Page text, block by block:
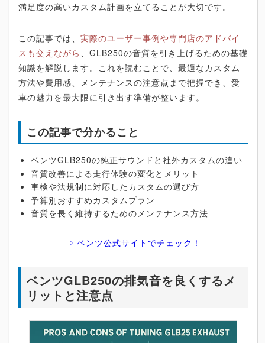
満足度の高いカスタム計画を立てることが大切です。
この記事では、 実際のユーザー事例や専門店のアドバイ
スも交えながら 、GLB250の音質を引き上げるための基礎
知識を解説します。これを読むことで、最適なカスタム
方法や費用感、メンテナンスの注意点まで把握でき、愛
車の魅力を最大限に引き出す準備が整います。
この記事で分かること
ベンツGLB250の純正サウンドと社外カスタムの違い
音質改善による走行体験の変化とメリット
車検や法規制に対応したカスタムの選び方
予算別おすすめカスタムプラン
音質を長く維持するためのメンテナンス方法
⇒ ベンツ公式サイトでチェック！
ベンツGLB250の排気音を良くするメ
リットと注意点